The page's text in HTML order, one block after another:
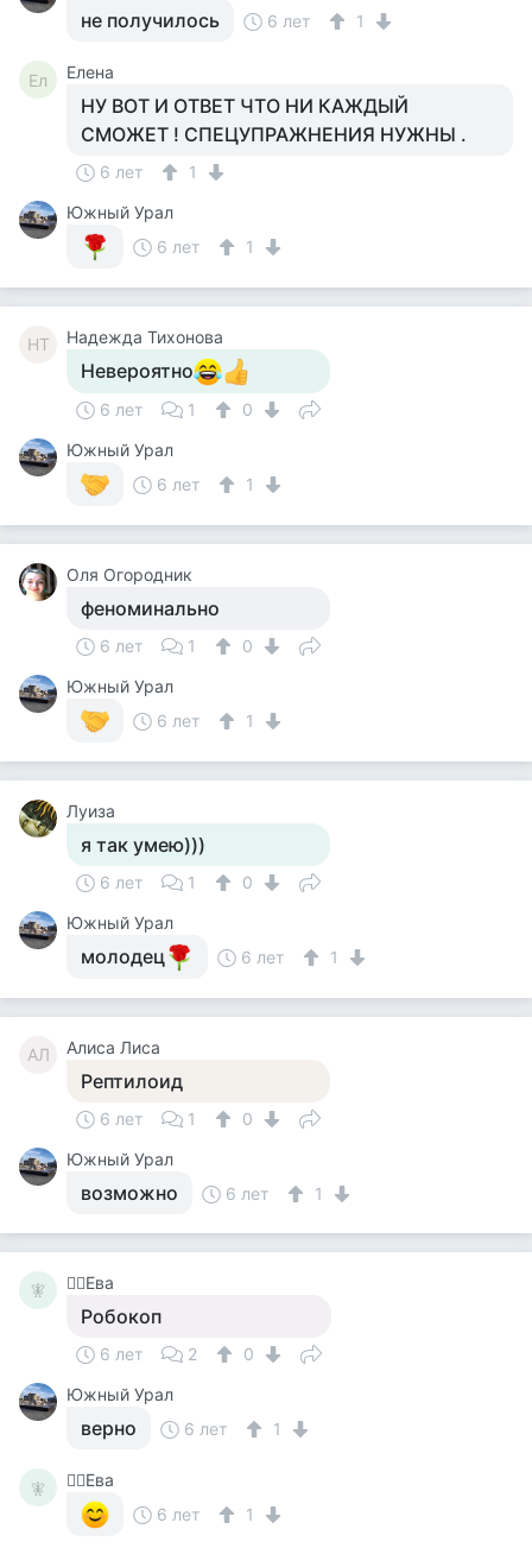
не получилось 6 лет 1
Ел Елена
НУ ВОТ И ОТВЕТ ЧТО НИ КАЖДЫЙ
СМОЖЕТ ! СПЕЦУПРАЖНЕНИЯ НУЖНЫ .
6 лет
1
Южный Урал
6 лет
1
НТ Надежда Тихонова
Невероятно
6 лет 1
0
Южный Урал
6 лет
1
Оля Огородник
феноминально
6 лет 1
0
Южный Урал
6 лет
1
Луиза
я так умею)))
6 лет 1
0
Южный Урал
молодец 6 лет 1
АЛ Алиса Лиса
Рептилоид
6 лет 1
0
Южный Урал
возможно 6 лет 1
🧚‍ 🧚‍♀️Ева
Робокоп
6 лет 2
0
Южный Урал
верно 6 лет 1
🧚‍
🧚‍♀️Ева
6 лет
1